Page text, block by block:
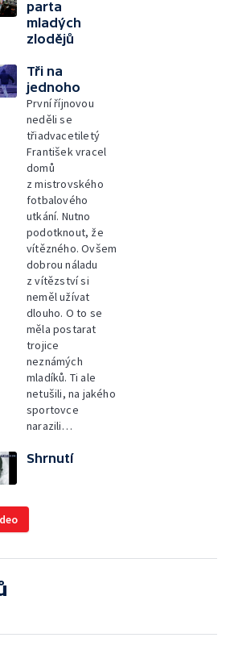
parta
mladých
zlodějů
Tři na
jednoho
První říjnovou
neděli se
třiadvacetiletý
František vracel
domů
z mistrovského
fotbalového
utkání. Nutno
podotknout, že
vítězného. Ovšem
dobrou náladu
z vítězství si
neměl užívat
dlouho. O to se
měla postarat
trojice
neznámých
mladíků. Ti ale
netušili, na jakého
sportovce
narazili…
Shrnutí